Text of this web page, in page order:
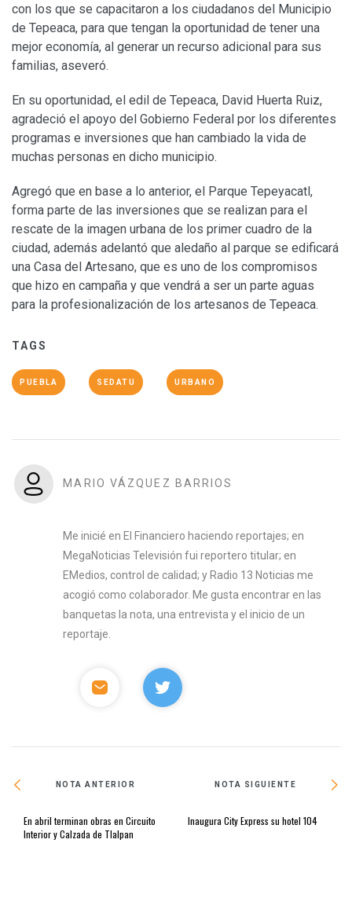
con los que se capacitaron a los ciudadanos del Municipio
de Tepeaca, para que tengan la oportunidad de tener una
mejor economía, al generar un recurso adicional para sus
familias, aseveró.
En su oportunidad, el edil de Tepeaca, David Huerta Ruiz,
agradeció el apoyo del Gobierno Federal por los diferentes
programas e inversiones que han cambiado la vida de
muchas personas en dicho municipio.
Agregó que en base a lo anterior, el Parque Tepeyacatl,
forma parte de las inversiones que se realizan para el
rescate de la imagen urbana de los primer cuadro de la
ciudad, además adelantó que aledaño al parque se edificará
una Casa del Artesano, que es uno de los compromisos
que hizo en campaña y que vendrá a ser un parte aguas
para la profesionalización de los artesanos de Tepeaca.
TAGS
PUEBLA SEDATU URBANO
MARIO VÁZQUEZ BARRIOS
Me inicié en El Financiero haciendo reportajes; en
MegaNoticias Televisión fui reportero titular; en
EMedios, control de calidad; y Radio 13 Noticias me
acogió como colaborador. Me gusta encontrar en las
banquetas la nota, una entrevista y el inicio de un
reportaje.
NOTA ANTERIOR
En abril terminan obras en Circuito
Interior y Calzada de Tlalpan
NOTA SIGUIENTE
Inaugura City Express su hotel 104